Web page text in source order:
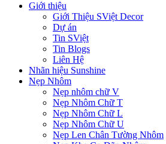
Giới thiệu
Giới Thiệu SViệt Decor
Dự án
Tin SViệt
Tin Blogs
Liên Hệ
Nhãn hiệu Sunshine
Nẹp Nhôm
Nẹp nhôm chữ V
Nẹp Nhôm Chữ T
Nẹp Nhôm Chữ L
Nẹp Nhôm Chữ U
Nẹp Len Chân Tường Nhôm